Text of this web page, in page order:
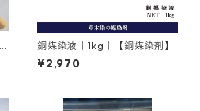
銅媒染液｜1kg｜【銅媒染剤】
¥2,970